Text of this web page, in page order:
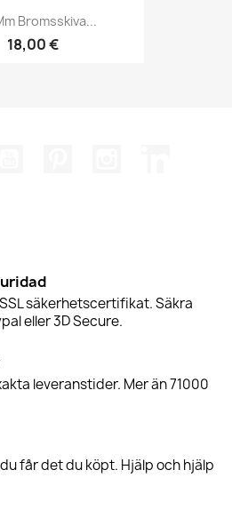
Bromsskiva...
18,00 €
säkerhetscertifikat. Säkra
eller 3D Secure.
leveranstider. Mer än 71000
får det du köpt. Hjälp och hjälp